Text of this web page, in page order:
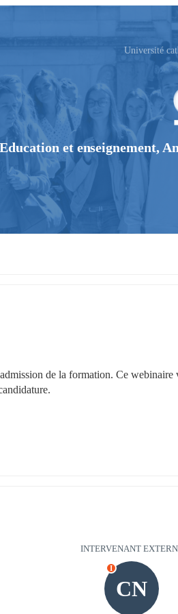
Université
et enseignement,
de la formation. Ce webinaire
INTERVENANT
CN
I